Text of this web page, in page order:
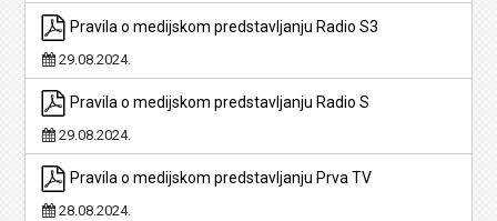
Pravila o medijskom predstavljanju Radio S3
29.08.2024.
Pravila o medijskom predstavljanju Radio S
29.08.2024.
Pravila o medijskom predstavljanju Prva TV
28.08.2024.